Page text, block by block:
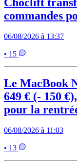
commandes
06/08/2026 à 13:37
• 15
Le MacBook
649 € (- 150
pour la
06/08/2026 à 11:03
• 13